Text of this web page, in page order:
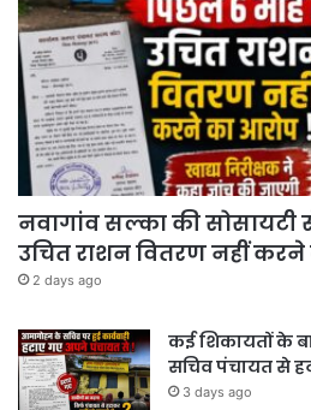
नवागांव सल्का की
उचित राशन वितरण नहीं करने
2 days ago
कई शिकायतों के
सचिव पंचायत से
3 days ago